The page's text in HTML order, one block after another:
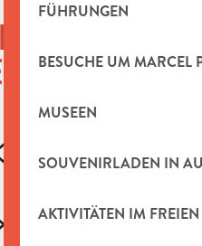
FÜHRUNGEN
BESUCHE UM MARCEL
MUSEEN
SOUVENIRLADEN IN
AKTIVITÄTEN IM FREIEN
UND
BESUCH